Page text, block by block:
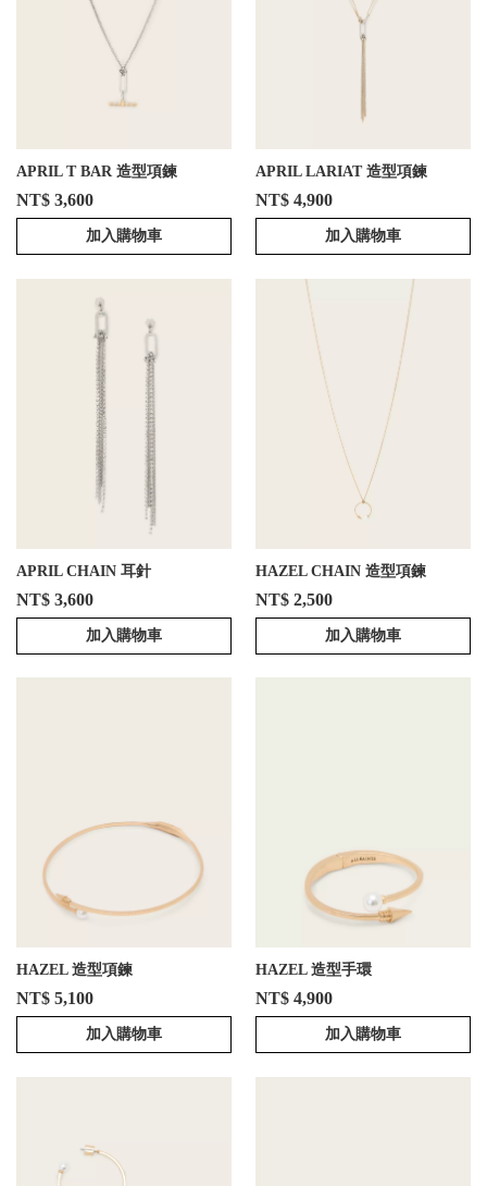
APRIL T BAR 造型項鍊
NT$ 3,600
加入購物車
APRIL LARIAT 造型項鍊
NT$ 4,900
加入購物車
APRIL CHAIN 耳針
NT$ 3,600
加入購物車
HAZEL CHAIN 造型項鍊
NT$ 2,500
加入購物車
HAZEL 造型項鍊
NT$ 5,100
加入購物車
HAZEL 造型手環
NT$ 4,900
加入購物車